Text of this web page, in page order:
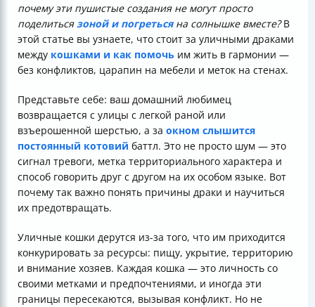
почему эти пушистые создания не могут просто
поделитьсязоной и погретьсяна солнышке вместе?В
этой статье вы узнаете, что стоит за уличными драками
между кошками и как помочь им жить в гармонии —
без конфликтов, царапин на мебели и меток на стенах.
Представьте себе: ваш домашний любимец
возвращается с улицы с легкой раной или
взъерошенной шерстью, а за окном слышится
постоянный котовий баттл. Это не просто шум — это
сигнал тревоги, метка территориального характера и
способ говорить друг с другом на их особом языке. Вот
почему так важно понять причины драки и научиться
их предотвращать.
Уличные кошки дерутся из-за того, что им приходится
конкурировать за ресурсы: пищу, укрытие, территорию
и внимание хозяев. Каждая кошка — это личность со
своими метками и предпочтениями, и иногда эти
границы пересекаются, вызывая конфликт. Но не